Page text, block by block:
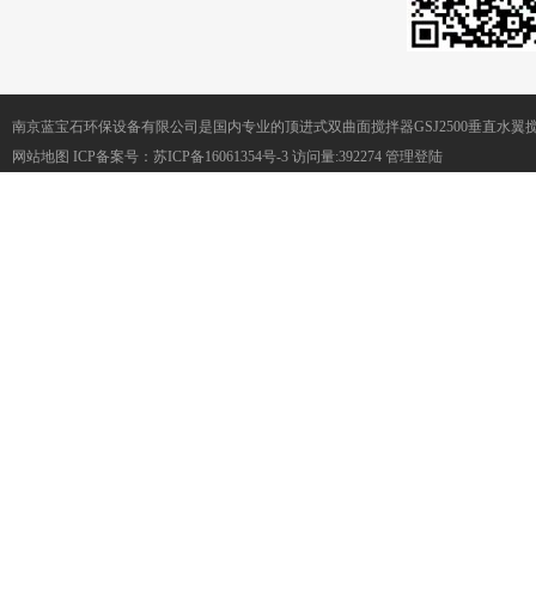
南京蓝宝石环保设备有限公司是国内专业的顶进式双曲面搅拌器GSJ2500垂直水翼
网站地图 ICP备案号： 苏ICP备16061354号-3 访问量:392274 管理登陆